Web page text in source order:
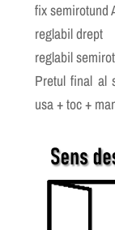
fix semirotund
reglabil drept
reglabil
Pretul final al
usa + toc +